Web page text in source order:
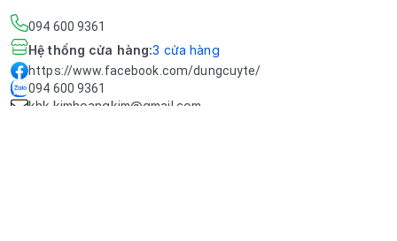
094 600 9361
Hệ thống cửa hàng:3 cửa hàng
https://www.facebook.com/dungcuyte/
094 600 9361
khk.kimhoangkim@gmail.com